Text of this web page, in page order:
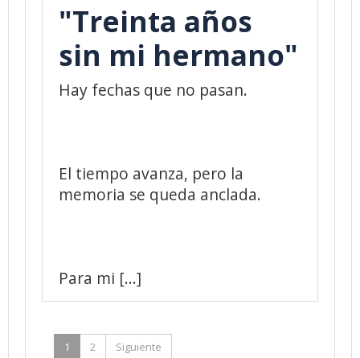
"Treinta años
sin mi hermano"
Hay fechas que no pasan.
El tiempo avanza, pero la
memoria se queda anclada.
Para mi [...]
1 2 Siguiente